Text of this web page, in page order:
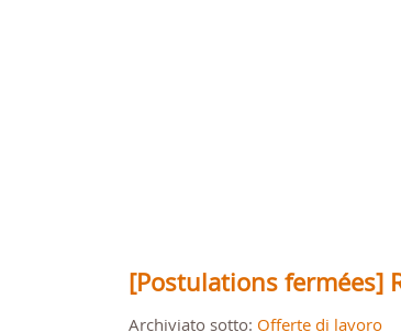
[Postulations fermées]
Archiviato sotto: Offerte di lavoro